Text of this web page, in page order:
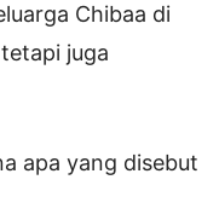
Chibaa di
juga
apa yang disebut